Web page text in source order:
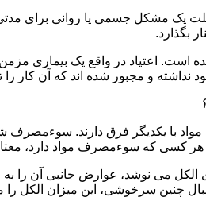
یک مشکل جسمی یا روانی برای
بگذارد.
است. اعتیاد در واقع یک بیماری
نداشته و مجبور شده اند که آن کار را
مواد با یکدیگر فرق دارند.
هر کسی که سوءمصرف مواد دارد،
می نوشد، عوارض جانبی آن را
چنین سرخوشی، این میزان الکل را